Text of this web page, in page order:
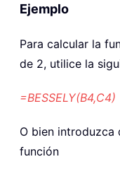
Ejemplo
Para calcular la
de 2, utilice la
=BESSELY(B4,C4)
O bien introduzca
función